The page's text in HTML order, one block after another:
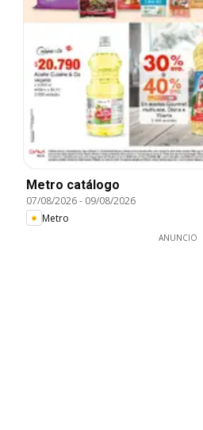
Metro catálogo
07/08/2026- 09/08/2026
Metro
ANUNCIO